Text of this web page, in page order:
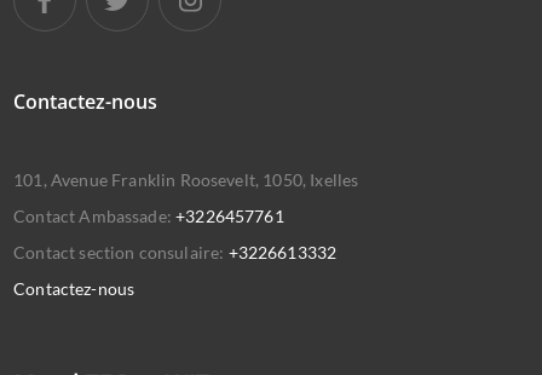
Contactez-nous
101, Avenue Franklin Roosevelt, 1050, Ixelles
Contact Ambassade:+3226457761
Contact section consulaire: +3226613332
Contactez-nous